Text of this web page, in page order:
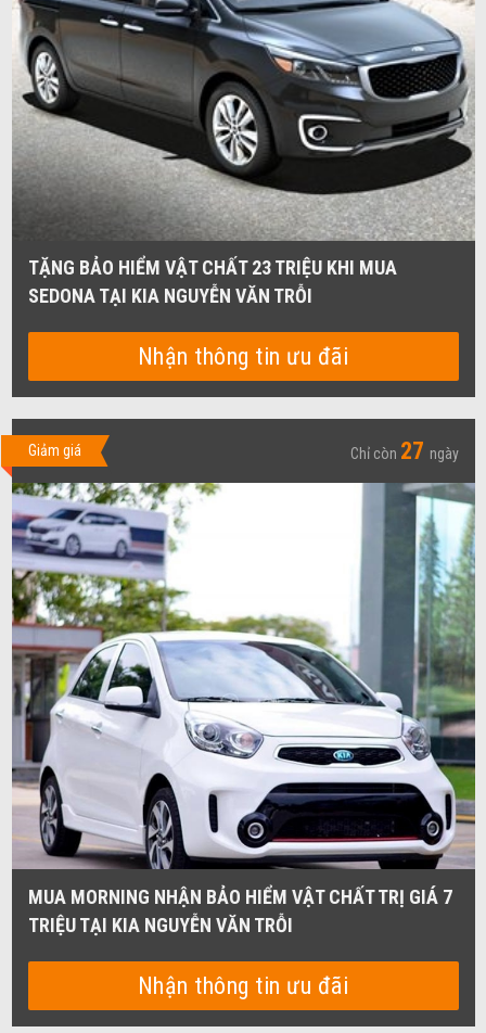
TẶNG BẢO HIỂM VẬT CHẤT 23 TRIỆU KHI MUA
SEDONA TẠI KIA NGUYỄN VĂN TRỖI
Nhận thông tin ưu đãi
Giảm giá Chỉ còn 27 ngày
MUA MORNING NHẬN BẢO HIỂM VẬT CHẤT TRỊ GIÁ 7
TRIỆU TẠI KIA NGUYỄN VĂN TRỖI
Nhận thông tin ưu đãi